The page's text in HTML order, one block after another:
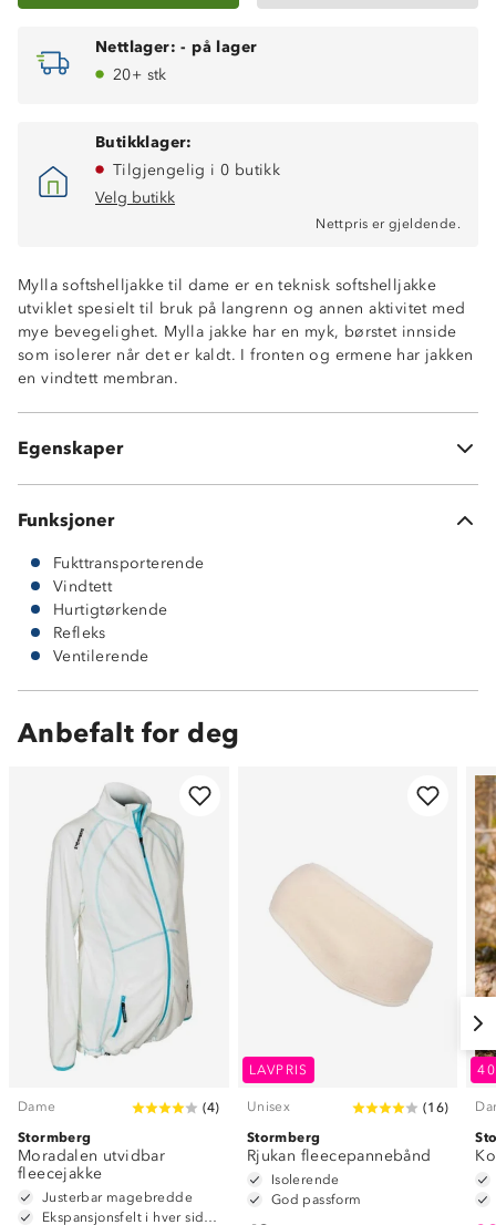
Nettlager: - på lager
20+ stk
Butikklager:
Tilgjengelig i 0 butikk
Velg butikk
Nettpris er gjeldende.
Mylla softshelljakke til dame er en teknisk softshelljakke
utviklet spesielt til bruk på langrenn og annen aktivitet med
mye bevegelighet. Mylla jakke har en myk, børstet innside
som isolerer når det er kaldt. I fronten og ermene har jakken
en vindtett membran.
Egenskaper
Hurtigtørkende
Vindtett front og ermer
To glidelåslommer
En brystlomme
Refleksfelter bak og i front
Kontrastfelt består av 92% polyester og 8% elastikk
Funksjoner
Fukttransporterende
Vindtett
Hurtigtørkende
Refleks
Ventilerende
Anbefalt for deg
Dame (4)
Stormberg
Moradalen utvidbar
fleecejakke
Justerbar magebredde
LAVPRIS
Unisex (16)
Stormberg
Rjukan fleecepannebånd
Isolerende
God passform